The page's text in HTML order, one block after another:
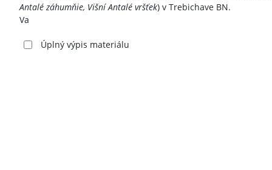
Antalé záhumňie, Višní Antalé vršťek) v Trebichave BN.
Va
Úplný výpis materiálu